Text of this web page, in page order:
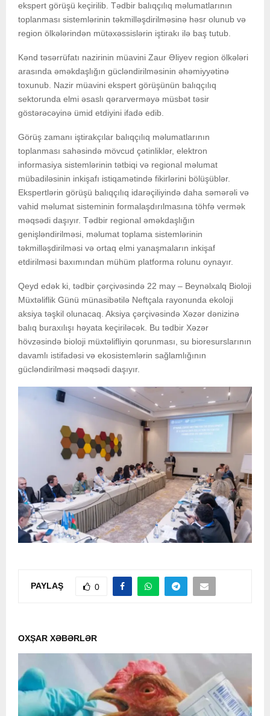
ekspert görüşü keçirilib. Tədbir balıqçılıq məlumatlarının
toplanması sistemlərinin təkmilləşdirilməsinə həsr olunub və
region ölkələrindən mütəxəssislərin iştirakı ilə baş tutub.
Kənd təsərrüfatı nazirinin müavini Zaur Əliyev region ölkələri
arasında əməkdaşlığın gücləndirilməsinin əhəmiyyətinə
toxunub. Nazir müavini ekspert görüşünün balıqçılıq
sektorunda elmi əsaslı qərarverməyə müsbət təsir
göstərəcəyinə ümid etdiyini ifadə edib.
Görüş zamanı iştirakçılar balıqçılıq məlumatlarının
toplanması sahəsində mövcud çətinliklər, elektron
informasiya sistemlərinin tətbiqi və regional məlumat
mübadiləsinin inkişafı istiqamətində fikirlərini bölüşüblər.
Ekspertlərin görüşü balıqçılıq idarəçiliyində daha səmərəli və
vahid məlumat sisteminin formalaşdırılmasına töhfə vermək
məqsədi daşıyır. Tədbir regional əməkdaşlığın
genişləndirilməsi, məlumat toplama sistemlərinin
təkmilləşdirilməsi və ortaq elmi yanaşmaların inkişaf
etdirilməsi baxımından mühüm platforma rolunu oynayır.
Qeyd edək ki, tədbir çərçivəsində 22 may – Beynəlxalq Bioloji
Müxtəliflik Günü münasibətilə Neftçala rayonunda ekoloji
aksiya təşkil olunacaq. Aksiya çərçivəsində Xəzər dənizinə
balıq buraxılışı həyata keçiriləcək. Bu tədbir Xəzər
hövzəsində bioloji müxtəlifliyin qorunması, su bioresurslarının
davamlı istifadəsi və ekosistemlərin sağlamlığının
gücləndirilməsi məqsədi daşıyır.
PAYLAŞ 0
OXŞAR XƏBƏRLƏR